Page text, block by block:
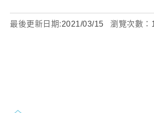
最後更新日期:2021/03/15 瀏覽次數：